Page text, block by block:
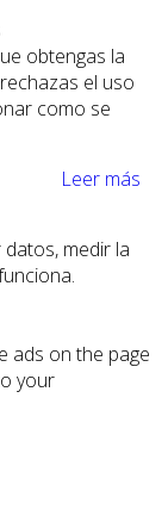
obtengas la
el uso
como se
Leer más
medir la
ads on the page
your